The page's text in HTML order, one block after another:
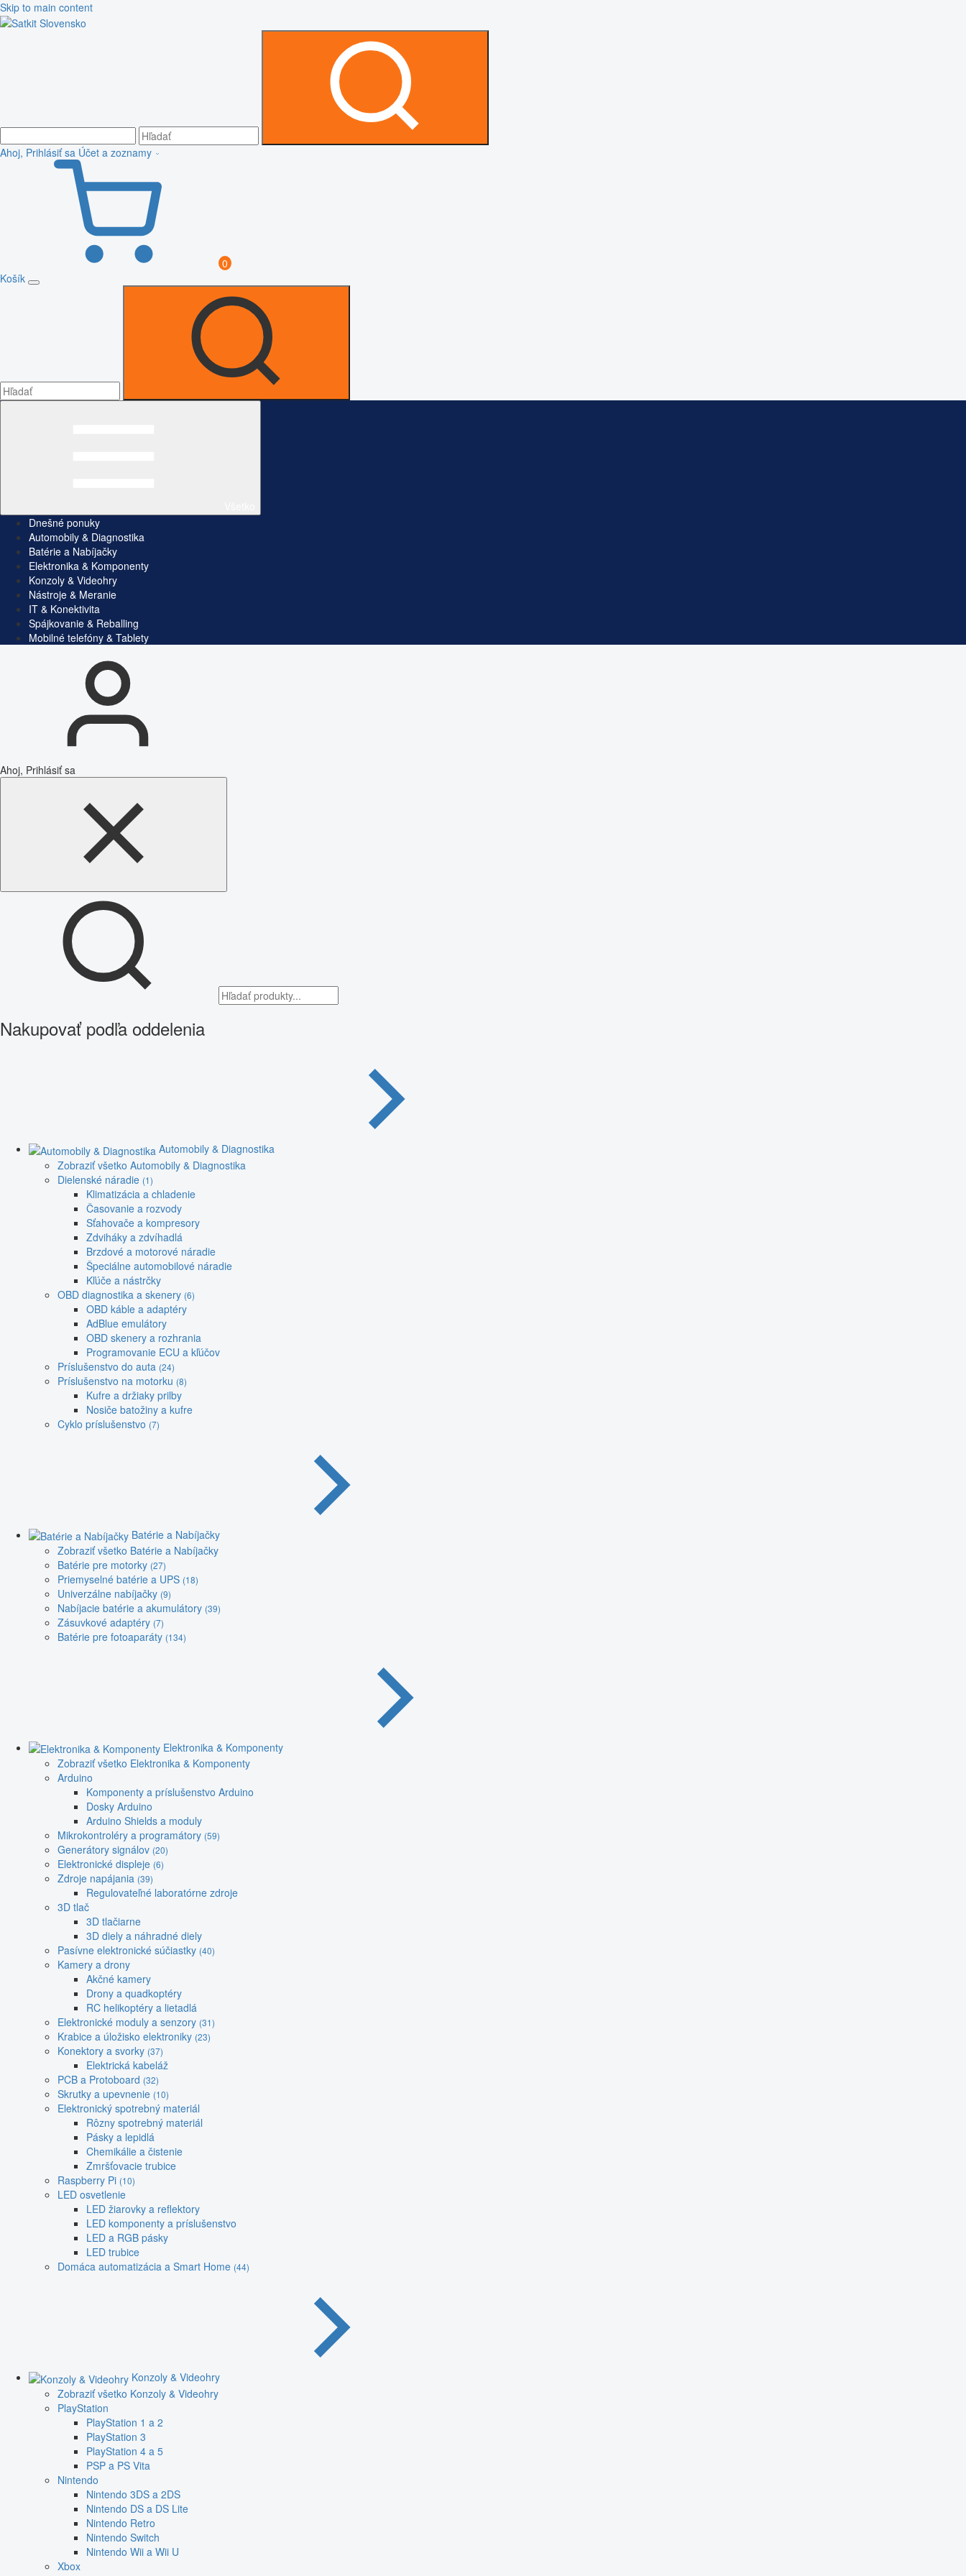
Skip to main content
Ahoj, Prihlásiť sa Účet a zoznamy
0
Košík
Dnešné ponuky
Automobily & Diagnostika
Batérie a Nabíjačky
Elektronika & Komponenty
Konzoly & Videohry
Nástroje & Meranie
IT & Konektivita
Spájkovanie & Reballing
Mobilné telefóny & Tablety
Ahoj, Prihlásiť sa
Nakupovať podľa oddelenia
Automobily & Diagnostika
Zobraziť všetko Automobily & Diagnostika
Dielenské náradie (1)
Klimatizácia a chladenie
Časovanie a rozvody
Sťahovače a kompresory
Zdviháky a zdvíhadlá
Brzdové a motorové náradie
Špeciálne automobilové náradie
Kľúče a nástrčky
OBD diagnostika a skenery (6)
OBD káble a adaptéry
AdBlue emulátory
OBD skenery a rozhrania
Programovanie ECU a kľúčov
Príslušenstvo do auta (24)
Príslušenstvo na motorku (8)
Kufre a držiaky prilby
Nosiče batožiny a kufre
Cyklo príslušenstvo (7)
Batérie a Nabíjačky
Zobraziť všetko Batérie a Nabíjačky
Batérie pre motorky (27)
Priemyselné batérie a UPS (18)
Univerzálne nabíjačky (9)
Nabíjacie batérie a akumulátory (39)
Zásuvkové adaptéry (7)
Batérie pre fotoaparáty (134)
Elektronika & Komponenty
Zobraziť všetko Elektronika & Komponenty
Arduino
Komponenty a príslušenstvo Arduino
Dosky Arduino
Arduino Shields a moduly
Mikrokontroléry a programátory (59)
Generátory signálov (20)
Elektronické displeje (6)
Zdroje napájania (39)
Regulovateľné laboratórne zdroje
3D tlač
3D tlačiarne
3D diely a náhradné diely
Pasívne elektronické súčiastky (40)
Kamery a drony
Akčné kamery
Drony a quadkoptéry
RC helikoptéry a lietadlá
Elektronické moduly a senzory (31)
Krabice a úložisko elektroniky (23)
Konektory a svorky (37)
Elektrická kabeláž
PCB a Protoboard (32)
Skrutky a upevnenie (10)
Elektronický spotrebný materiál
Rôzny spotrebný materiál
Pásky a lepidlá
Chemikálie a čistenie
Zmršťovacie trubice
Raspberry Pi (10)
LED osvetlenie
LED žiarovky a reflektory
LED komponenty a príslušenstvo
LED a RGB pásky
LED trubice
Domáca automatizácia a Smart Home (44)
Konzoly & Videohry
Zobraziť všetko Konzoly & Videohry
PlayStation
PlayStation 1 a 2
PlayStation 3
PlayStation 4 a 5
PSP a PS Vita
Nintendo
Nintendo 3DS a 2DS
Nintendo DS a DS Lite
Nintendo Retro
Nintendo Switch
Nintendo Wii a Wii U
Xbox